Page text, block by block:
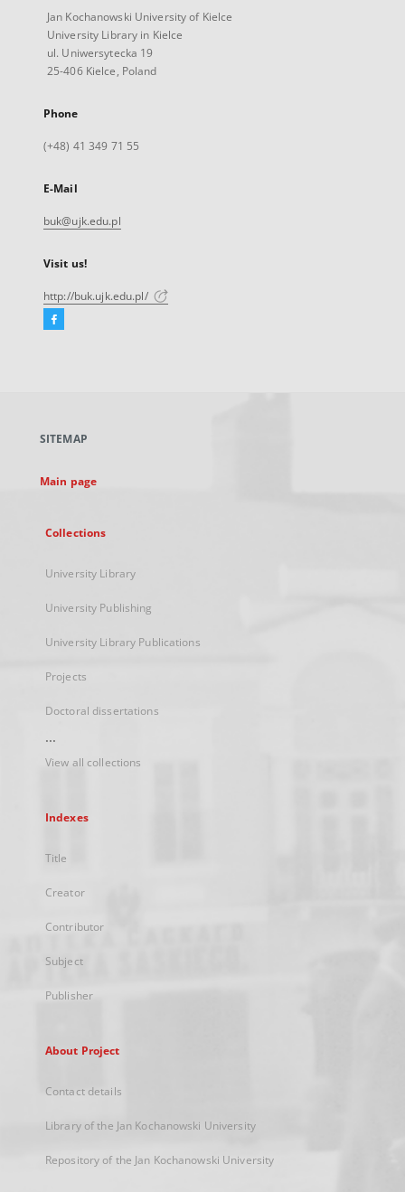
Jan Kochanowski University of Kielce
University Library in Kielce
ul. Uniwersytecka 19
25-406 Kielce, Poland
Phone
(+48) 41 349 71 55
E-Mail
buk@ujk.edu.pl
Visit us!
http://buk.ujk.edu.pl/
Facebook
new
SITEMAP
Main page
Collections
University Library
University Publishing
University Library Publications
Projects
Doctoral dissertations
...
View all collections
Indexes
Title
Creator
Contributor
Subject
Publisher
About Project
Contact details
Library of the Jan Kochanowski University
Repository of the Jan Kochanowski University